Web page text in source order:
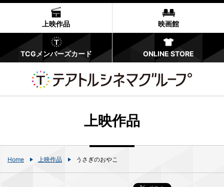
上映作品 映画館
TCGメンバーズカード ONLINE STORE
上映作品
Home 上映作品 うさぎのおやこ